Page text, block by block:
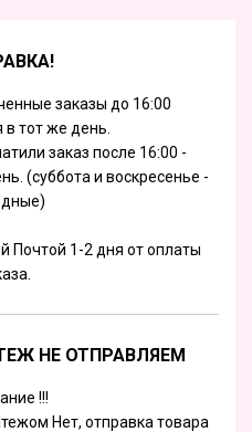
заказы до 16:00
тот же день.
заказ после 16:00 -
(суббота и воскресенье -
Почтой 1-2 дня от оплаты
НЕ ОТПРАВЛЯЕМ
!!!
Нет, отправка товара